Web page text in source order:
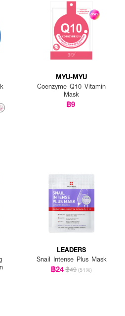
MYU-MYU
Coenzyme Q10 Vitamin
Mask
฿9
LEADERS
Snail Intense Plus Mask
฿24฿49 (51%)